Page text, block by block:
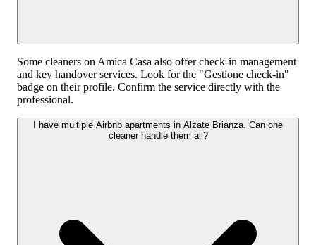
Some cleaners on Amica Casa also offer check-in management
and key handover services. Look for the "Gestione check-in"
badge on their profile. Confirm the service directly with the
professional.
I have multiple Airbnb apartments in Alzate Brianza. Can one
cleaner handle them all?